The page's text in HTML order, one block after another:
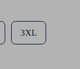
3XL